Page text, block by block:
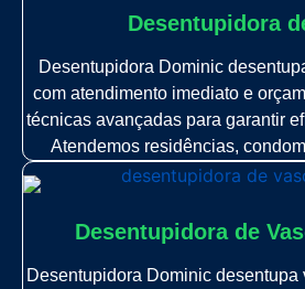
Desentupidora
Desentupidora Dominic
com atendimento imediato e
técnicas avançadas para garantir
Atendemos residências,
Desentupidora de
Desentupidora Dominic desentupa